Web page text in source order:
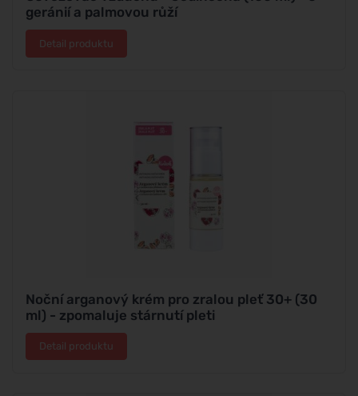
geránií a palmovou růží
Detail produktu
Noční arganový krém pro zralou pleť 30+ (30
ml) - zpomaluje stárnutí pleti
Detail produktu